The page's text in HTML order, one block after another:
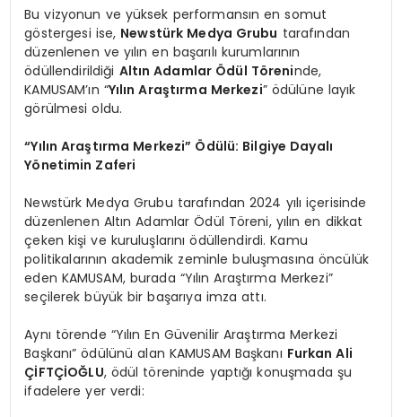
Bu vizyonun ve yüksek performansın en somut
göstergesi ise, Newstürk Medya Grubu tarafından
düzenlenen ve yılın en başarılı kurumlarının
ödüllendirildiği Altın Adamlar Ödül Töreninde,
KAMUSAM’ın “Yılın Araştırma Merkezi” ödülüne layık
görülmesi oldu.
“Yılın Araştırma Merkezi” Ödülü: Bilgiye Dayalı
Yönetimin Zaferi
Newstürk Medya Grubu tarafından 2024 yılı içerisinde
düzenlenen Altın Adamlar Ödül Töreni, yılın en dikkat
çeken kişi ve kuruluşlarını ödüllendirdi. Kamu
politikalarının akademik zeminle buluşmasına öncülük
eden KAMUSAM, burada “Yılın Araştırma Merkezi”
seçilerek büyük bir başarıya imza attı.
Aynı törende “Yılın En Güvenilir Araştırma Merkezi
Başkanı” ödülünü alan KAMUSAM Başkanı Furkan Ali
ÇİFTÇİOĞLU, ödül töreninde yaptığı konuşmada şu
ifadelere yer verdi: